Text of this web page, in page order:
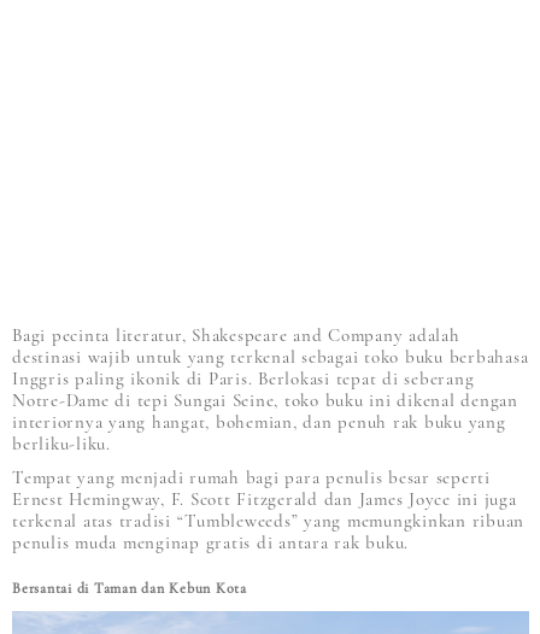
Bagi pecinta literatur, Shakespeare and Company adalah
destinasi wajib untuk yang terkenal sebagai toko buku berbahasa
Inggris paling ikonik di Paris. Berlokasi tepat di seberang
Notre-Dame di tepi Sungai Seine, toko buku ini dikenal dengan
interiornya yang hangat, bohemian, dan penuh rak buku yang
berliku-liku.
Tempat yang menjadi rumah bagi para penulis besar seperti
Ernest Hemingway, F. Scott Fitzgerald dan James Joyce ini juga
terkenal atas tradisi “Tumbleweeds” yang memungkinkan ribuan
penulis muda menginap gratis di antara rak buku.
Bersantai di Taman dan Kebun Kota